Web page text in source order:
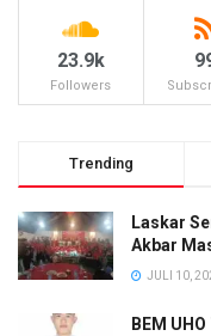
23.9k
Followers
Trending
Laskar
Akbar
JULI 10,
BEM